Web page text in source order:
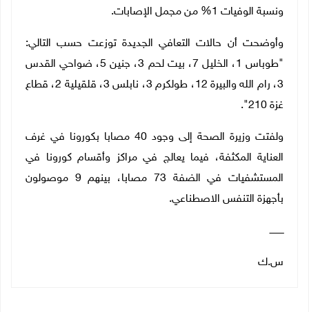
ونسبة الوفيات 1% من مجمل الإصابات.
وأوضحت أن حالات التعافي الجديدة توزعت حسب التالي:
"طوباس 1، الخليل 7، بيت لحم 3، جنين 5، ضواحي القدس
3، رام الله والبيرة 12، طولكرم 3، نابلس 3، قلقيلية 2، قطاع
غزة 210".
ولفتت وزيرة الصحة إلى وجود 40 مصابا بكورونا في غرف
العناية المكثفة، فيما يعالج في مراكز وأقسام كورونا في
المستشفيات في الضفة 73 مصابا، بينهم 9 موصولون
بأجهزة التنفس الاصطناعي.
ــــــــــ
س.ك